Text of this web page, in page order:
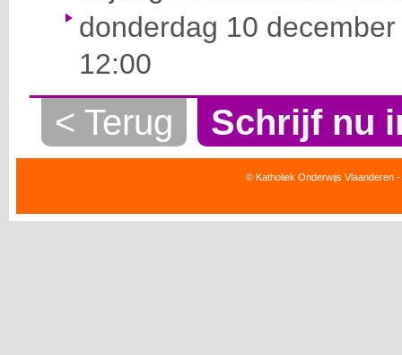
donderdag 10
12:00
< Terug Schrijf nu
© Katholiek Onderwijs Vlaanderen